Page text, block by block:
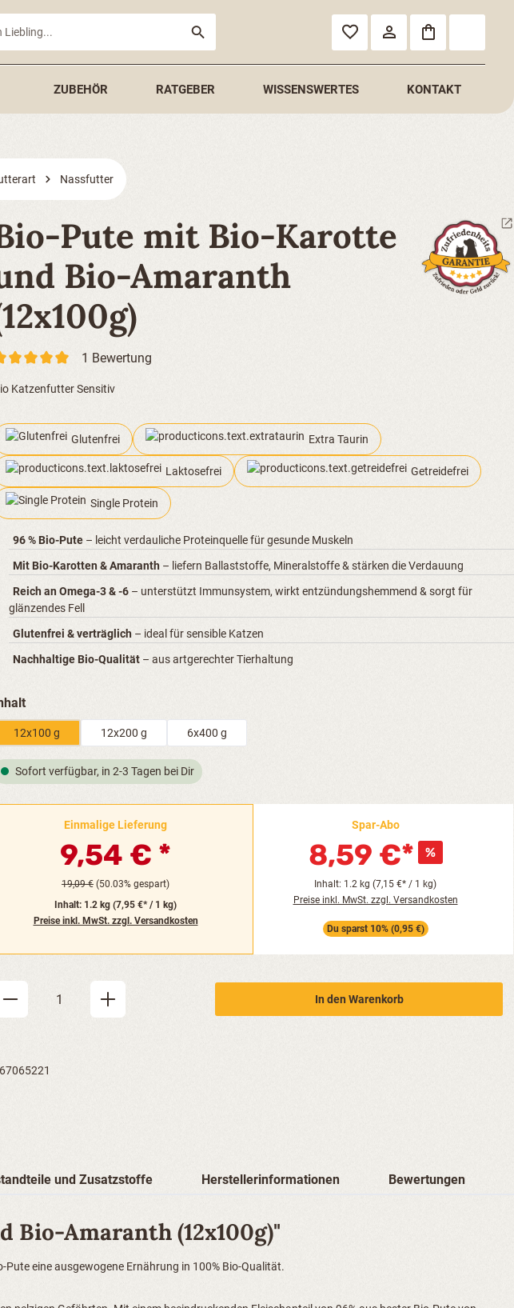
ZUBEHÖR RATGEBER WISSENSWERTES KONTAKT
Nassfutter
Pute mit Bio-Karotte
Bio-Amaranth
1 Bewertung
Katzenfutter Sensitiv
Glutenfrei Extra Taurin
Laktosefrei Getreidefrei
Single Protein
96 % Bio-Pute – leicht verdauliche Proteinquelle für gesunde Muskeln
Mit Bio-Karotten & Amaranth – liefern Ballaststoffe, Mineralstoffe & stärken die Verdauung
Reich an Omega-3 & -6 – unterstützt Immunsystem, wirkt entzündungshemmend & sorgt für
glänzendes Fell
Glutenfrei & verträglich – ideal für sensible Katzen
Nachhaltige Bio-Qualität – aus artgerechter Tierhaltung
auswählen
12x100 g 12x200 g 6x400 g
Sofort verfügbar, in 2-3 Tagen bei Dir
Einmalige Lieferung
9,54 €
19,09 € (50.03% gespart)
Inhalt: 1.2 kg (7,95 €* / 1 kg)
Preise inkl. MwSt. zzgl. Versandkosten
Spar-Abo
8,59 €*
Inhalt: 1.2 kg (7,15 €* / 1 kg)
Preise inkl. MwSt. zzgl. Versandkosten
Du sparst 10% (0,95 €)
Produkt Anzahl: Gib den gewünschten Wert ein oder
In den Warenkorb
und Zusatzstoffe Herstellerinformationen Bewertungen
Amaranth (12x100g)"
eine ausgewogene Ernährung in 100% Bio-Qualität.